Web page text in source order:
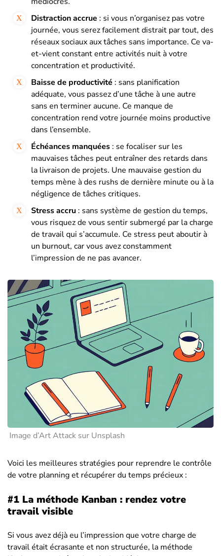
Distraction accrue : si vous n’organisez pas votre
journée, vous serez facilement distrait par tout, des
réseaux sociaux aux tâches sans importance. Ce va-
et-vient constant entre activités nuit à votre
concentration et productivité.
Baisse de productivité : sans planification
adéquate, vous passez d’une tâche à une autre
sans en terminer aucune. Ce manque de
concentration rend votre journée moins productive
dans l’ensemble.
Échéances manquées : se focaliser sur les
mauvaises tâches peut entraîner des retards dans
la livraison de projets. Une mauvaise gestion du
temps mène à des rushs de dernière minute ou à la
négligence de tâches critiques.
Stress accru : sans système de gestion du temps,
vous risquez de vous sentir submergé par la charge
de travail qui s’accumule. Ce stress peut aboutir à
un burnout, car vous avez constamment
l’impression de ne pas avancer.
Image d’Art Attack sur Unsplash
Voici les meilleures stratégies pour reprendre le contrôle
de votre planning et récupérer du temps précieux :
#1 La méthode Kanban : rendez votre
travail visible
Si vous avez déjà eu l’impression que votre charge de
travail était écrasante et non structurée, la méthode